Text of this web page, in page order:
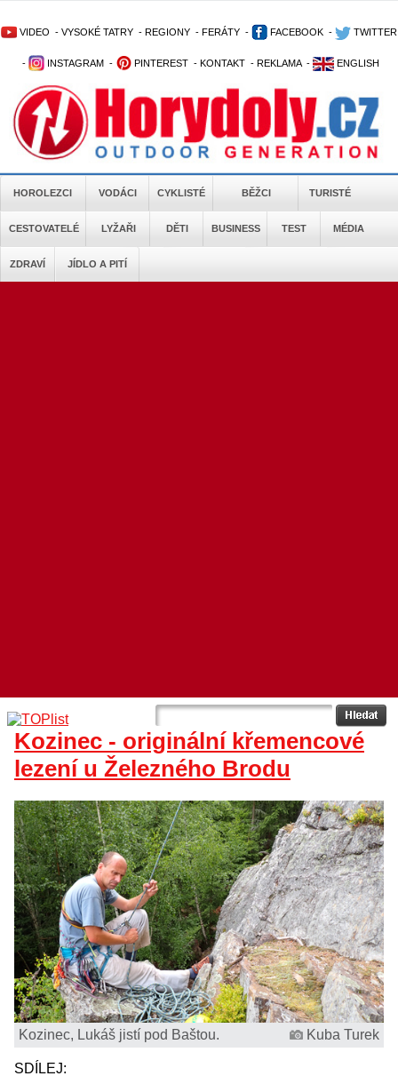
VIDEO - VYSOKÉ TATRY - REGIONY - FERÁTY - FACEBOOK - TWITTER
- INSTAGRAM - PINTEREST - KONTAKT - REKLAMA - ENGLISH
HOROLEZCI VODÁCI CYKLISTÉ BĚŽCI TURISTÉ
CESTOVATELÉ LYŽAŘI DĚTI BUSINESS TEST MÉDIA
ZDRAVÍ JÍDLO A PITÍ
Kozinec - originální křemencové
lezení u Železného Brodu
Kozinec, Lukáš jistí pod Baštou. Kuba Turek
SDÍLEJ: